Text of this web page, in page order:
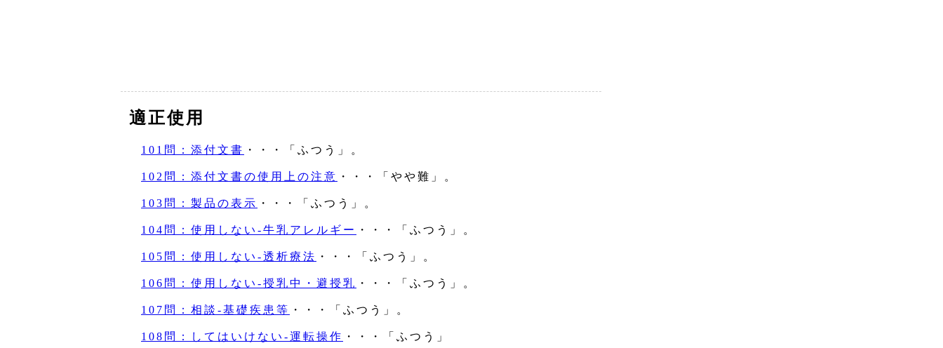
適正使用
101問：添付文書 ・・・「ふつう」。
102問：添付文書の使用上の注意 ・・・「やや難」。
103問：製品の表示 ・・・「ふつう」。
104問：使用しない‐牛乳アレルギー ・・・「ふつう」。
105問：使用しない‐透析療法 ・・・「ふつう」。
106問：使用しない‐授乳中・避授乳 ・・・「ふつう」。
107問：相談‐基礎疾患等 ・・・「ふつう」。
108問：してはいけない‐運転操作 ・・・「ふつう」